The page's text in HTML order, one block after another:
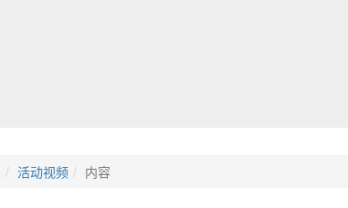
活动视频 内容